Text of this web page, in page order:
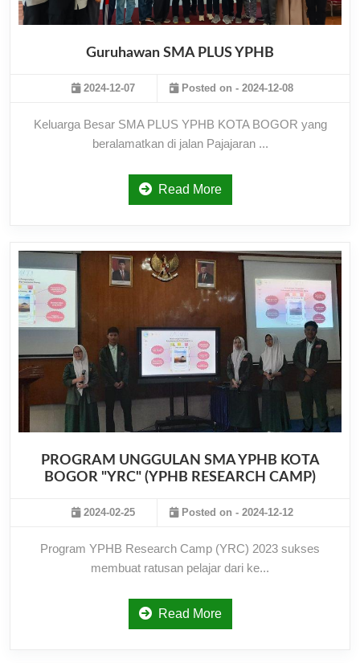
Guruhawan SMA PLUS YPHB
2024-12-07 Posted on - 2024-12-08
Keluarga Besar SMA PLUS YPHB KOTA BOGOR yang
beralamatkan di jalan Pajajaran ...
Read More
PROGRAM UNGGULAN SMA YPHB KOTA
BOGOR "YRC" (YPHB RESEARCH CAMP)
2024-02-25 Posted on - 2024-12-12
Program YPHB Research Camp (YRC) 2023 sukses
membuat ratusan pelajar dari ke...
Read More